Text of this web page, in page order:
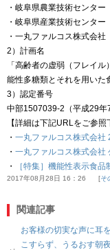
・岐阜県農業技術センター
・岐阜県産業技術センター
・一丸ファルコス株式会社
2）計画名
「高齢者の虚弱（フレイ
能性多糖類とそれを用いた
3）認定番号
中部1507039-2（平成29年
【詳細は下記URLをご参照
・ 一丸ファルコス株式会社
・ 一丸ファルコス株式会社
・
［特集］機能性表示食
2017年08月28日 16：26 そ
関連記事
お客様の切実な声に耳
こすらず、うるおす朝